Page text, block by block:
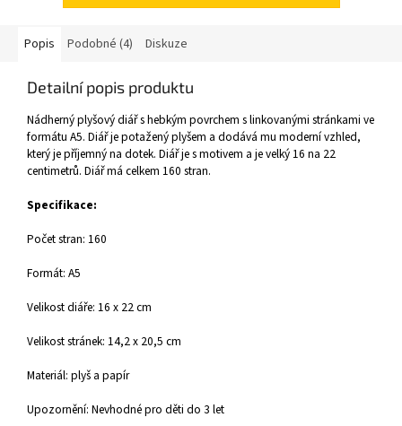
Popis Podobné (4) Diskuze
Detailní popis produktu
Nádherný plyšový diář s hebkým povrchem s linkovanými stránkami ve
formátu A5. Diář je potažený plyšem a dodává mu moderní vzhled,
který je příjemný na dotek. Diář je s motivem a je velký 16 na 22
centimetrů. Diář má celkem 160 stran.
Specifikace:
Počet stran: 160
Formát: A5
Velikost diáře: 16 x 22 cm
Velikost stránek: 14,2 x 20,5 cm
Materiál: plyš a papír
Upozornění: Nevhodné pro děti do 3 let